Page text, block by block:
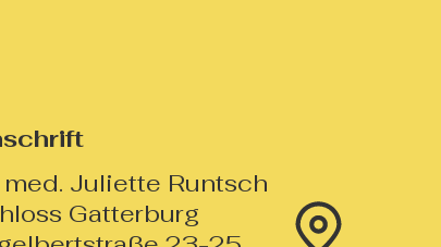
med. Juliette Runtsch
Gatterburg